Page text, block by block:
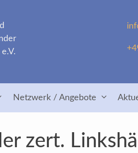
Netzwerk / Angebote
zert.